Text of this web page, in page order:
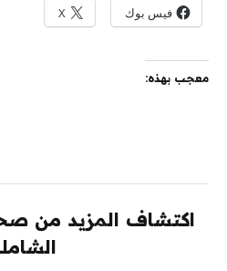
فيس بوك X
معجب بهذه:
اكتشاف المزيد من